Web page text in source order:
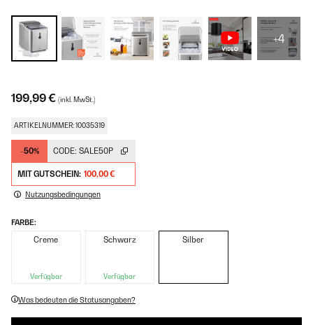
+4
199,99 € (inkl. MwSt.)
ARTIKELNUMMER: 10035319
-50% CODE: SALE50P
MIT GUTSCHEIN: 100,00 €
Nutzungsbedingungen
FARBE:
Creme
Verfügbar
Schwarz
Verfügbar
Silber
Was bedeuten die Statusangaben?